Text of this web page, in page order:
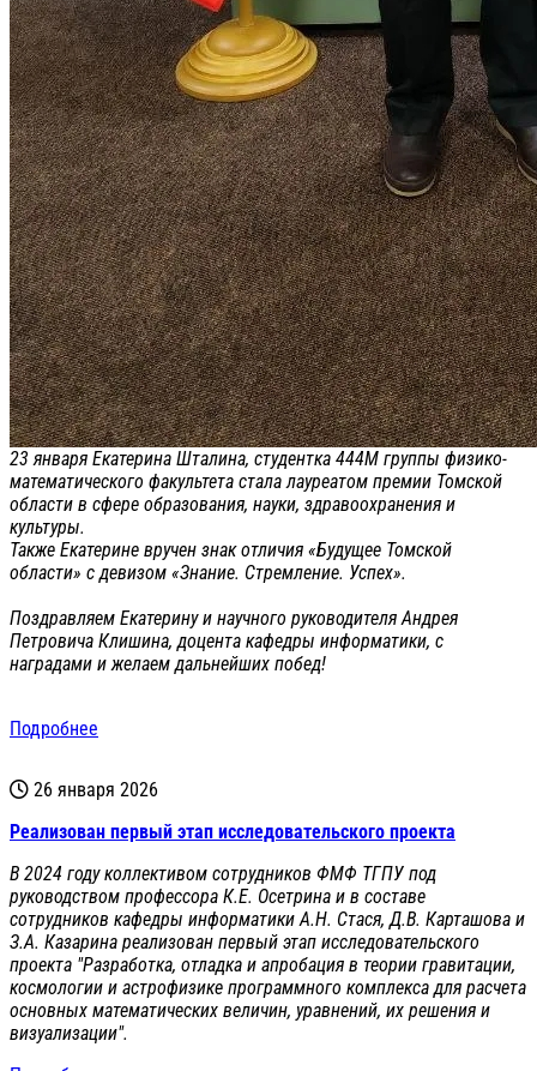
23 января Екатерина Шталина, студентка 444М группы физико-
математического факультета стала лауреатом премии Томской
области в сфере образования, науки, здравоохранения и
культуры.
Также Екатерине вручен знак отличия «Будущее Томской
области» с девизом «Знание. Стремление. Успех».
Поздравляем Екатерину и научного руководителя Андрея
Петровича Клишина, доцента кафедры информатики, с
наградами и желаем дальнейших побед!
Подробнее
26 января 2026
Реализован первый этап исследовательского проекта
В 2024 году коллективом сотрудников ФМФ ТГПУ под
руководством профессора К.Е. Осетрина и в составе
сотрудников кафедры информатики А.Н. Стася, Д.В. Карташова и
З.А. Казарина реализован первый этап исследовательского
проекта "Разработка, отладка и апробация в теории гравитации,
космологии и астрофизике программного комплекса для расчета
основных математических величин, уравнений, их решения и
визуализации".